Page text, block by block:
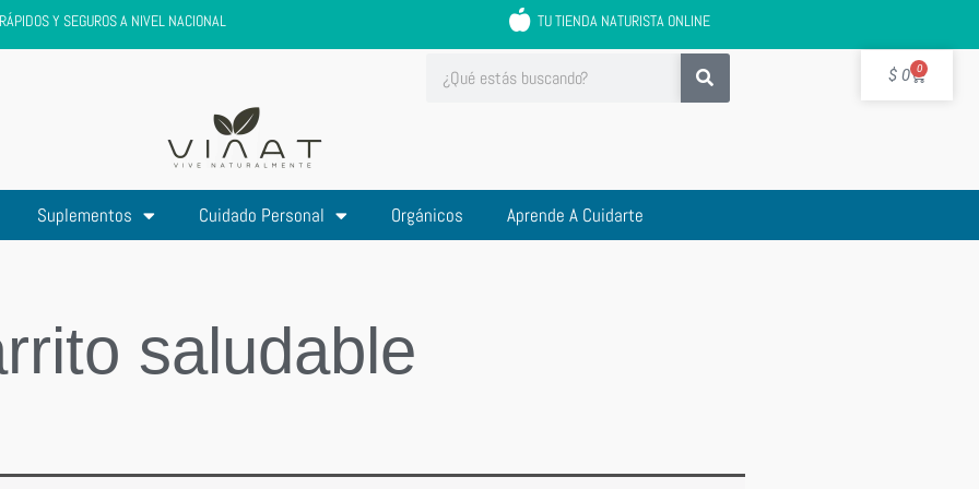
Y SEGUROS A NIVEL NACIONAL TU TIENDA NATURISTA ONLINE
Search $ 0 0
Cart
Suplementos Cuidado Personal Orgánicos Aprende A Cuidarte
saludable